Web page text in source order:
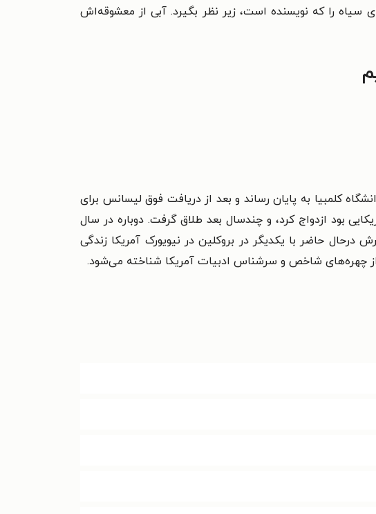
را که نویسنده است، زیر نظر بگیرد. آبی از معشوقه‌اش
را در دانشگاه کلمبیا به پایان رساند و بعد از دریافت فوق لیسانس برای
بود ازدواج کرد، و چندسال بعد طلاق گرفت. دوباره در سال
درحال حاضر با یکدیگر در بروکلین در نیویورک آمریکا زندگی